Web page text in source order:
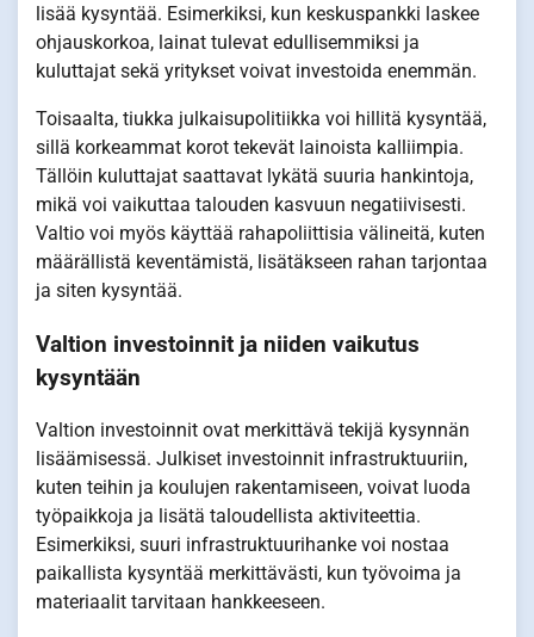
lisää kysyntää. Esimerkiksi, kun keskuspankki laskee
ohjauskorkoa, lainat tulevat edullisemmiksi ja
kuluttajat sekä yritykset voivat investoida enemmän.
Toisaalta, tiukka julkaisupolitiikka voi hillitä kysyntää,
sillä korkeammat korot tekevät lainoista kalliimpia.
Tällöin kuluttajat saattavat lykätä suuria hankintoja,
mikä voi vaikuttaa talouden kasvuun negatiivisesti.
Valtio voi myös käyttää rahapoliittisia välineitä, kuten
määrällistä keventämistä, lisätäkseen rahan tarjontaa
ja siten kysyntää.
Valtion investoinnit ja niiden vaikutus
kysyntään
Valtion investoinnit ovat merkittävä tekijä kysynnän
lisäämisessä. Julkiset investoinnit infrastruktuuriin,
kuten teihin ja koulujen rakentamiseen, voivat luoda
työpaikkoja ja lisätä taloudellista aktiviteettia.
Esimerkiksi, suuri infrastruktuurihanke voi nostaa
paikallista kysyntää merkittävästi, kun työvoima ja
materiaalit tarvitaan hankkeeseen.